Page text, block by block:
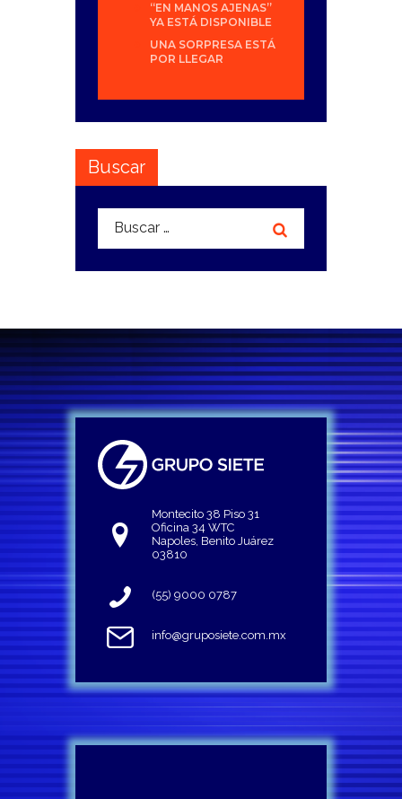
“EN MANOS AJENAS”
YA ESTÁ DISPONIBLE
UNA SORPRESA ESTÁ
POR LLEGAR
Buscar
Buscar:
Montecito 38 Piso 31
Oficina 34 WTC
Napoles, Benito Juárez
03810
(55) 9000 0787
info@gruposiete.com.mx